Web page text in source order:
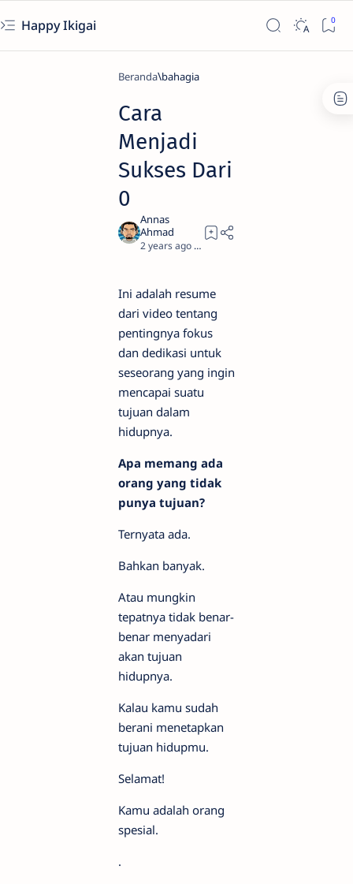
Happy Ikigai
Beranda bahagia
Cara
Menjadi
Sukses Dari
0
2 years ago 3
Ini adalah resume
dari video tentang
pentingnya fokus
dan dedikasi untuk
seseorang yang ingin
mencapai suatu
tujuan dalam
hidupnya.
Apa memang ada
orang yang tidak
punya tujuan?
Ternyata ada.
Bahkan banyak.
Atau mungkin
tepatnya tidak benar-
benar menyadari
akan tujuan
hidupnya.
Kalau kamu sudah
berani menetapkan
tujuan hidupmu.
Selamat!
Kamu adalah orang
spesial.
.